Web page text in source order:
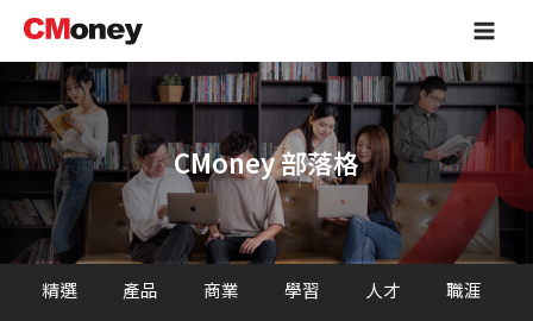
主
容
Main
CMoney 部落格
精選 產品 商業 學習 人才 職涯